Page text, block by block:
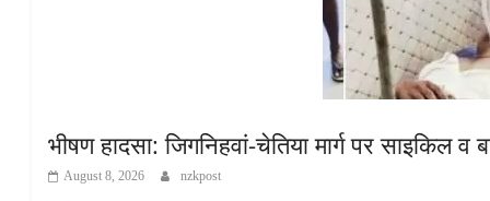
भीषण हादसा: जिगनिहवां-चेतिया मार्ग पर
August 8, 2026 nzkpost